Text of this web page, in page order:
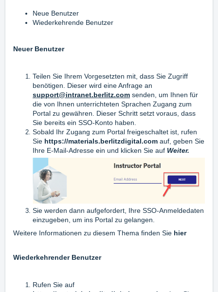
Neue Benutzer
Wiederkehrende Benutzer
Neuer Benutzer
Teilen Sie Ihrem Vorgesetzten mit, dass Sie Zugriff
benötigen. Dieser wird eine Anfrage an
support@intranet.berlitz.com senden, um Ihnen für
die von Ihnen unterrichteten Sprachen Zugang zum
Portal zu gewähren. Dieser Schritt setzt voraus, dass
Sie bereits ein SSO-Konto haben.
Sobald Ihr Zugang zum Portal freigeschaltet ist, rufen
Sie https://materials.berlitzdigital.com auf, geben Sie
Ihre E-Mail-Adresse ein und klicken Sie auf Weiter.
Sie werden dann aufgefordert, Ihre SSO-Anmeldedaten
einzugeben, um ins Portal zu gelangen.
Weitere Informationen zu diesem Thema finden Sie hier
Wiederkehrender Benutzer
Rufen Sie auf